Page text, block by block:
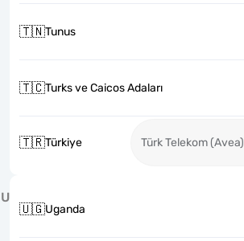
🇹🇳Tunus
🇹🇨Turks ve Caicos Adaları
🇹🇷Türkiye Türk Telekom (Avea)
U
🇺🇬Uganda